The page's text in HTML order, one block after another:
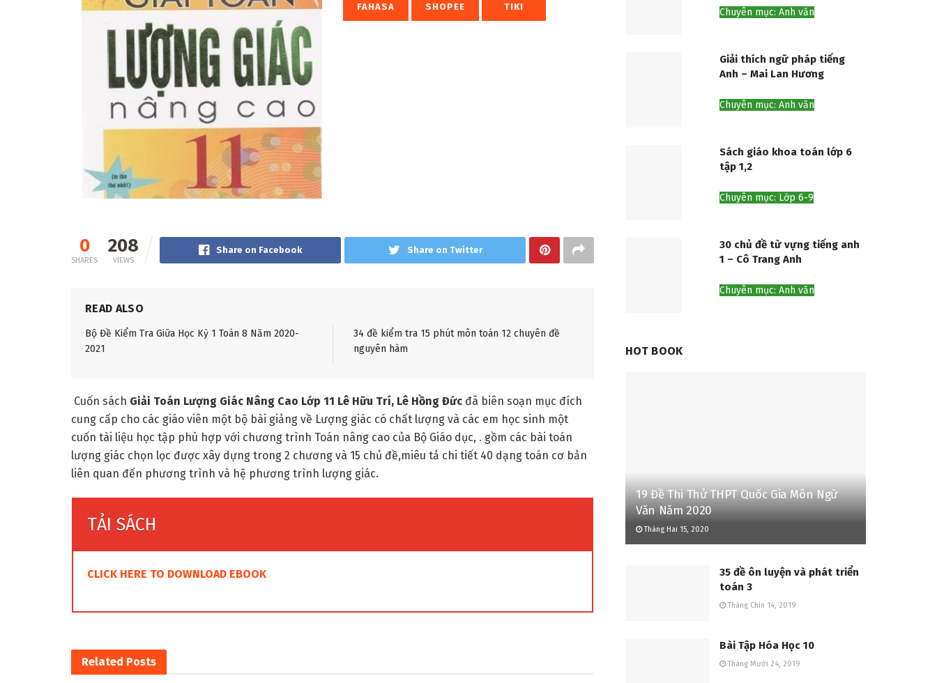
FAHASA SHOPEE TIKI
0
SHARES
208
VIEWS
Share on Facebook Share on Twitter
READ ALSO
Bộ Đề Kiểm Tra Giữa Học Kỳ 1 Toán 8 Năm 2020-
2021
34 đề kiểm tra 15 phút môn toán 12 chuyên đề
nguyên hàm
Cuốn sách Giải Toán Lượng Giác Nâng Cao Lớp 11 Lê Hữu Trí, Lê Hồng Đức đã biên soạn mục đích
cung cấp cho các giáo viên một bộ bài giảng về Lượng giác có chất lượng và các em học sinh một
cuốn tài liệu học tập phù hợp với chương trình Toán nâng cao của Bộ Giáo dục, . gồm các bài toán
lượng giác chọn lọc được xây dựng trong 2 chương và 15 chủ đề,miêu tả chi tiết 40 dạng toán cơ bản
liên quan đến phương trình và hệ phương trình lượng giác.
TẢI SÁCH
CLICK HERE TO DOWNLOAD EBOOK
Related Posts
Chuyên mục: Anh văn
Giải thích ngữ pháp tiếng
Anh – Mai Lan Hương
Chuyên mục: Anh văn
Sách giáo khoa toán lớp 6
tập 1,2
Chuyên mục: Lớp 6-9
30 chủ đề từ vựng tiếng anh
1 – Cô Trang Anh
Chuyên mục: Anh văn
HOT BOOK
19 Đề Thi Thử THPT Quốc Gia Môn Ngữ
Văn Năm 2020
Tháng Hai 15, 2020
35 đề ôn luyện và phát triển
toán 3
Tháng Chín 14, 2019
Bài Tập Hóa Học 10
Tháng Mười 24, 2019